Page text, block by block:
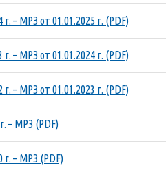
– МРЗ от 01.01.2025 г. (PDF)
– МРЗ от 01.01.2024 г. (PDF)
– МРЗ от 01.01.2023 г. (PDF)
– МРЗ (PDF)
– МРЗ (PDF)